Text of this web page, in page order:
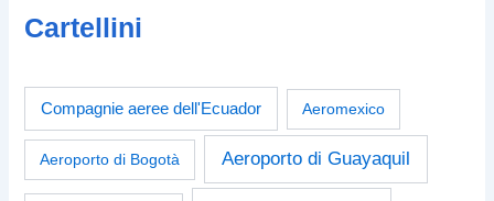
Cartellini
Compagnie aeree dell'Ecuador Aeromexico
Aeroporto di Bogotà Aeroporto di Guayaquil